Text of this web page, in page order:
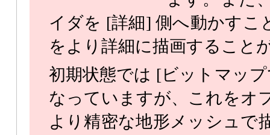
イダを [詳細] 側へ動かすこ
をより詳細に描画すること
初期状態では [ビットマッ
なっていますが、これをオ
より精密な地形メッシュで